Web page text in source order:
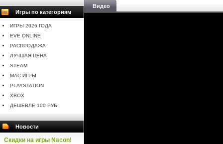
Игры по категориям
ИГРЫ 2026 ГОДА
EVE ONLINE
РАСПРОДАЖА
ЛУЧШАЯ ЦЕНА
STEAM
MAC ИГРЫ
PLAYSTATION
XBOX
ДЕШЕВЛЕ 100 РУБ
Новости
Скидки на игры Nacon!
Видео